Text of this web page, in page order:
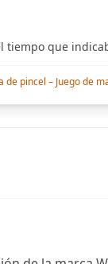
tiempo que
pincel – Juego de